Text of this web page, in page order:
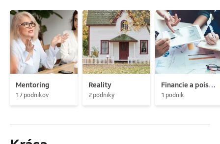
Mentoring
17 podnikov
Reality
2 podniky
Financie a poistenie
1 podnik